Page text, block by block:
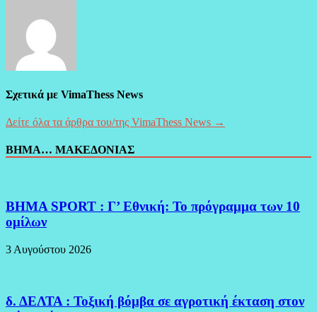
Σχετικά με VimaThess News
Δείτε όλα τα άρθρα του/της VimaThess News →
ΒΗΜΑ… ΜΑΚΕΔΟΝΙΑΣ
BHMA SPORT : Γ’ Εθνική: Το πρόγραμμα των 10
ομίλων
3 Αυγούστου 2026
δ. ΔΕΛΤΑ : Τοξική βόμβα σε αγροτική έκταση στον